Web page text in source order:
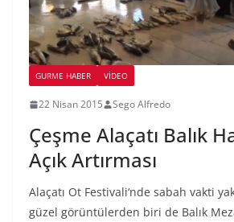
GURME HABER VIDEO
22 Nisan 2015 Sego Alfredo
Çeşme Alaçatı Balık
Açık Artırması
Alaçatı Ot Festivali‘nde sabah vakti
güzel görüntülerden biri de Balık